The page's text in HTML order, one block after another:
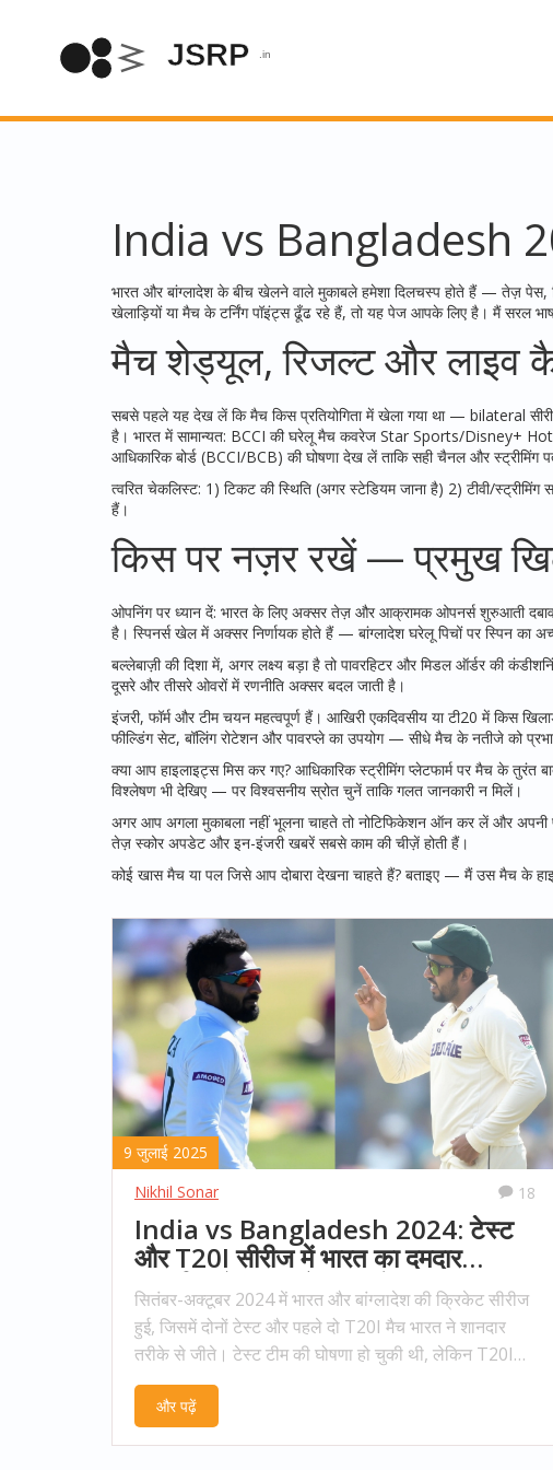
India vs Bangladesh
भारत और बांग्लादेश के बीच खेलने वाले मुकाबले हमेशा दिलचस्प होते हैं — तेज़
खेलाड़ियों या मैच के टर्निंग पॉइंट्स ढूँढ रहे हैं, तो यह पेज आपके लिए है। मैं सरल
मैच शेड्यूल, रिजल्ट और लाइव
सबसे पहले यह देख लें कि मैच किस प्रतियोगिता में खेला गया था — bilateral
है। भारत में सामान्यत: BCCI की घरेलू मैच कवरेज Star Sports/Disney+
आधिकारिक बोर्ड (BCCI/BCB) की घोषणा देख लें ताकि सही चैनल और स्ट्रीमिंग
त्वरित चेकलिस्ट: 1) टिकट की स्थिति (अगर स्टेडियम जाना है) 2) टीवी/
हैं।
किस पर नज़र रखें — प्रमुख
ओपनिंग पर ध्यान दें: भारत के लिए अक्सर तेज़ और आक्रामक ओपनर्स शुरुआती
है। स्पिनर्स खेल में अक्सर निर्णायक होते हैं — बांग्लादेश घरेलू पिचों पर स्पिन का
बल्लेबाज़ी की दिशा में, अगर लक्ष्य बड़ा है तो पावरहिटर और मिडल ऑर्डर की
दूसरे और तीसरे ओवरों में रणनीति अक्सर बदल जाती है।
इंजरी, फॉर्म और टीम चयन महत्वपूर्ण हैं। आखिरी एकदिवसीय या टी20 में किस
फील्डिंग सेट, बॉलिंग रोटेशन और पावरप्ले का उपयोग — सीधे मैच के नतीजे को
क्या आप हाइलाइट्स मिस कर गए? आधिकारिक स्ट्रीमिंग प्लेटफार्म पर मैच के तुरंत
विश्लेषण भी देखिए — पर विश्वसनीय स्रोत चुनें ताकि गलत जानकारी न मिलें।
अगर आप अगला मुकाबला नहीं भूलना चाहते तो नोटिफिकेशन ऑन कर लें और अपनी
तेज़ स्कोर अपडेट और इन-इंजरी खबरें सबसे काम की चीज़ें होती हैं।
कोई खास मैच या पल जिसे आप दोबारा देखना चाहते हैं? बताइए — मैं उस मैच के
9 जुलाई 2025
Nikhil Sonar
18
India vs Bangladesh 2024: टेस्ट
और T20I सीरीज में भारत का दमदार
प्रदर्शन, शेड्यूल और नतीजों की पूरी
जानकारी
सितंबर-अक्टूबर 2024 में भारत और बांग्लादेश की क्रिकेट सीरीज
हुई, जिसमें दोनों टेस्ट और पहले दो T20I मैच भारत ने शानदार
तरीके से जीते। टेस्ट टीम की घोषणा हो चुकी थी, लेकिन T20I
स्क्वॉड में अभी नाम सामने नहीं आए थे। दर्शकों को लाइव स्ट्रीमिंग
का विकल्प भी मिला।
और पढ़ें